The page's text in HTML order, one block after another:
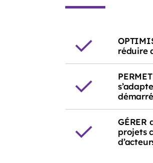
réduire
démarré
GÉRER
projets